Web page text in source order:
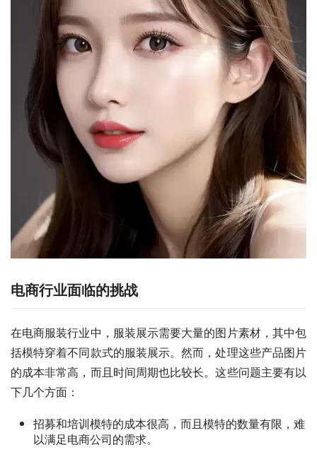
电商行业面临的挑战
在电商服装行业中，服装展示需要大量的图片素材，其中包
括模特穿着不同款式的服装展示。然而，处理这些产品图片
的成本非常高，而且时间周期也比较长。这些问题主要有以
下几个方面：
招募和培训模特的成本很高，而且模特的数量有限，难
以满足电商公司的需求。